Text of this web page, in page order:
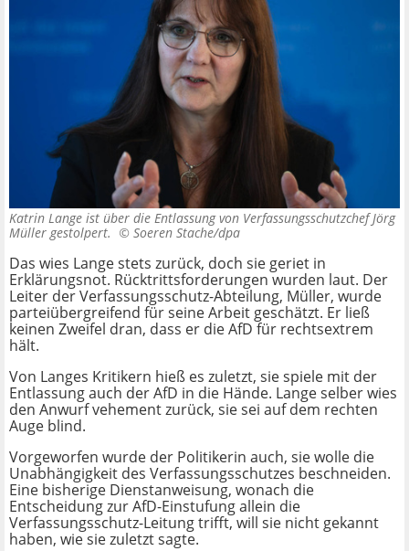
Katrin Lange ist über die Entlassung von Verfassungsschutzchef Jörg
Müller gestolpert. © Soeren Stache/dpa
Das wies Lange stets zurück, doch sie geriet in
Erklärungsnot. Rücktrittsforderungen wurden laut. Der
Leiter der Verfassungsschutz-Abteilung, Müller, wurde
parteiübergreifend für seine Arbeit geschätzt. Er ließ
keinen Zweifel dran, dass er die AfD für rechtsextrem
hält.
Von Langes Kritikern hieß es zuletzt, sie spiele mit der
Entlassung auch der AfD in die Hände. Lange selber wies
den Anwurf vehement zurück, sie sei auf dem rechten
Auge blind.
Vorgeworfen wurde der Politikerin auch, sie wolle die
Unabhängigkeit des Verfassungsschutzes beschneiden.
Eine bisherige Dienstanweisung, wonach die
Entscheidung zur AfD-Einstufung allein die
Verfassungsschutz-Leitung trifft, will sie nicht gekannt
haben, wie sie zuletzt sagte.